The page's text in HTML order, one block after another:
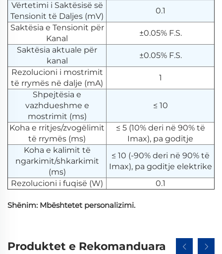
Vërtetimi i Saktësisë së
Tensionit të Daljes (mV)
0.1
Saktësia e Tensionit për
Kanal
±0.05% F.S.
Saktësia aktuale për
kanal
±0.05% F.S.
Rezolucioni i mostrimit
të rrymës në dalje (mA)
1
Shpejtësia e
vazhdueshme e
mostrimit (ms)
≤ 10
Koha e rritjes/zvogëlimit
të rrymës (ms)
≤ 5 (10% deri në 90% të
Imax), pa goditje
Koha e kalimit të
ngarkimit/shkarkimit
(ms)
≤ 10 (-90% deri në 90% të
Imax), pa goditje elektrike
Rezolucioni i fuqisë (W)
0.1
Shënim: Mbështetet personalizimi.
Produktet e Rekomanduara